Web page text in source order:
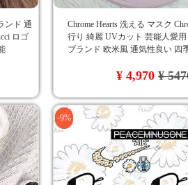
ンド 通
ロゴ
Chrome Hearts 洗える マスク
行り 綺麗 UVカット 芸能人愛用
ブランド 欧米風 通気性良い 四
¥ 4,970¥
-9%